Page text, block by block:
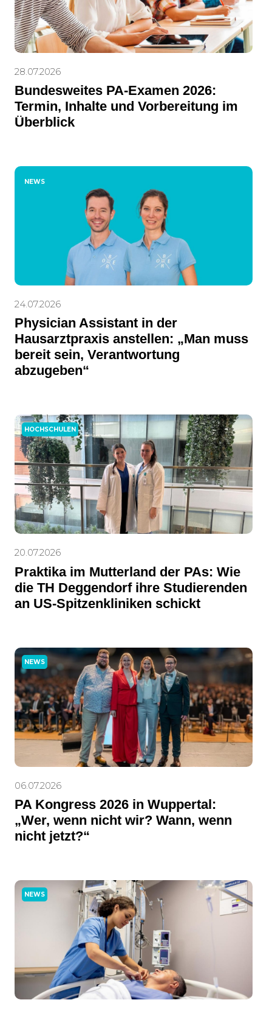
28.07.2026
Bundesweites PA-Examen 2026:
Termin, Inhalte und Vorbereitung im
Überblick
NEWS
24.07.2026
Physician Assistant in der
Hausarztpraxis anstellen: „Man muss
bereit sein, Verantwortung
abzugeben“
HOCHSCHULEN
20.07.2026
Praktika im Mutterland der PAs: Wie
die TH Deggendorf ihre Studierenden
an US-Spitzenkliniken schickt
NEWS
06.07.2026
PA Kongress 2026 in Wuppertal:
„Wer, wenn nicht wir? Wann, wenn
nicht jetzt?“
NEWS